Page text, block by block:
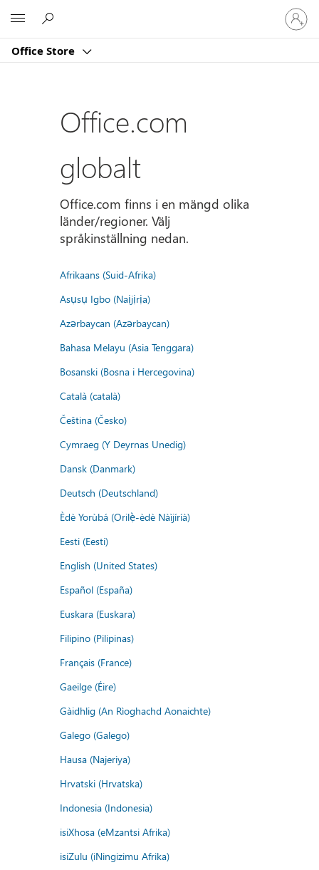
Office Store
Logga
in
på
konto
Office.com
globalt
Office.com finns i en mängd olika
länder/regioner. Välj
språkinställning nedan.
Afrikaans (Suid-Afrika)
Asụsụ Igbo (Naịjịrịa)
Azərbaycan (Azərbaycan)
Bahasa Melayu (Asia Tenggara)
Bosanski (Bosna i Hercegovina)
Català (català)
Čeština (Česko)
Cymraeg (Y Deyrnas Unedig)
Dansk (Danmark)
Deutsch (Deutschland)
Èdè Yorùbá (Orilẹ̀-èdè Nàìjíríà)
Eesti (Eesti)
English (United States)
Español (España)
Euskara (Euskara)
Filipino (Pilipinas)
Français (France)
Gaeilge (Éire)
Gàidhlig (An Rìoghachd Aonaichte)
Galego (Galego)
Hausa (Najeriya)
Hrvatski (Hrvatska)
Indonesia (Indonesia)
isiXhosa (eMzantsi Afrika)
isiZulu (iNingizimu Afrika)